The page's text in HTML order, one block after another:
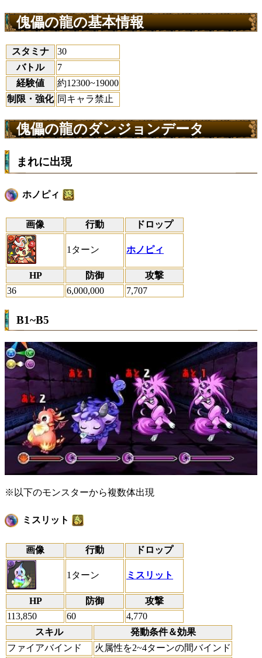
傀儡の龍の基本情報
スタミナ
30
バトル
7
経験値
約12300~19000
制限・強化 同キャラ禁止
傀儡の龍のダンジョンデータ
まれに出現
ホノピィ
画像 行動 ドロップ
1ターン ホノピィ
HP 防御
攻撃
36
6,000,000 7,707
B1~B5
※以下のモンスターから複数体出現
ミスリット
画像 行動 ドロップ
1ターン ミスリット
HP 防御
攻撃
113,850
60
4,770
スキル
発動条件＆効果
ファイアバインド
火属性を2~4ターンの間バインド